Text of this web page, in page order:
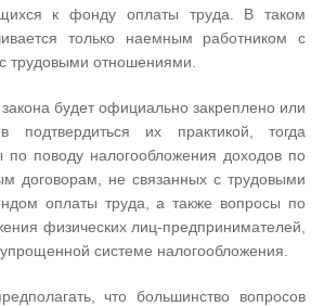
к фонду оплаты труда. В таком
только наемным работником с
трудовыми отношениями.
будет официально закреплено или
подтвердиться их практикой, тогда
по поводу налогообложения доходов по
договорам, не связанных с трудовыми
оплаты труда, а также вопросы по
физических лиц-предпринимателей,
системе налогообложения.
что большинство вопросов